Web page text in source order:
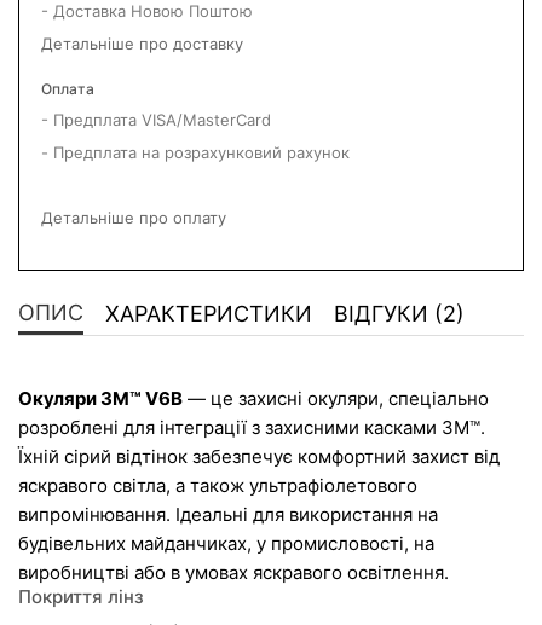
- Доставка Новою Поштою
Детальніше про доставку
Оплата
- Предплата VISA/MasterCard
- Предплата на розрахунковий рахунок
Детальніше про оплату
ОПИС ХАРАКТЕРИСТИКИ ВІДГУКИ (2)
Окуляри 3M™ V6B — це захисні окуляри, спеціально
розроблені для інтеграції з захисними касками 3M™.
Їхній сірий відтінок забезпечує комфортний захист від
яскравого світла, а також ультрафіолетового
випромінювання. Ідеальні для використання на
будівельних майданчиках, у промисловості, на
виробництві або в умовах яскравого освітлення.
Покриття лінз